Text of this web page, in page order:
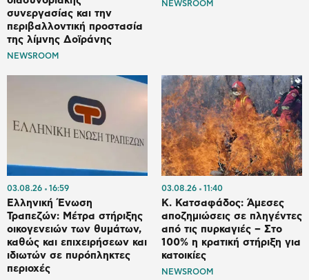
συνεργασίας και την
περιβαλλοντική προστασία
της λίμνης Δοϊράνης
NEWSROOM
NEWSROOM
03.08.26 16:59
Ελληνική Ένωση
Τραπεζών: Μέτρα στήριξης
οικογενειών των θυμάτων,
καθώς και επιχειρήσεων και
ιδιωτών σε πυρόπληκτες
περιοχές
03.08.26 11:40
Κ. Κατσαφάδος: Άμεσες
αποζημιώσεις σε πληγέντες
από τις πυρκαγιές – Στο
100% η κρατική στήριξη για
κατοικίες
NEWSROOM